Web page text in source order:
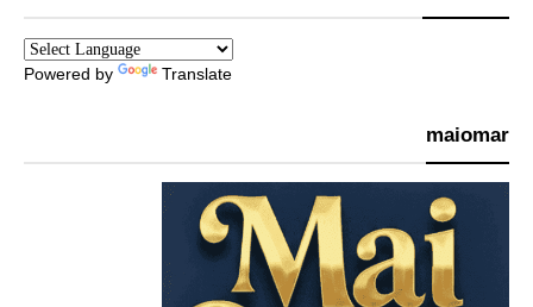
Powered by Translate
maiomar